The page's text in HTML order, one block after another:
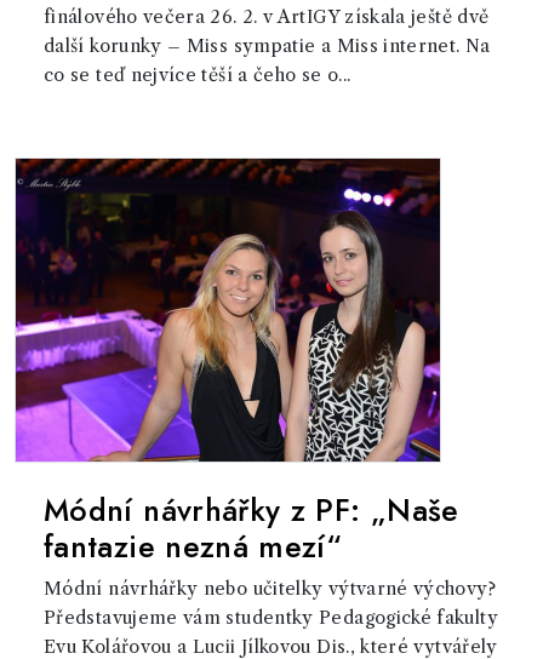
finálového večera 26. 2. v ArtIGY získala ještě dvě
další korunky – Miss sympatie a Miss internet. Na
co se teď nejvíce těší a čeho se o...
Módní návrhářky z PF: „Naše
fantazie nezná mezí“
Módní návrhářky nebo učitelky výtvarné výchovy?
Představujeme vám studentky Pedagogické fakulty
Evu Kolářovou a Lucii Jílkovou Dis., které vytvářely